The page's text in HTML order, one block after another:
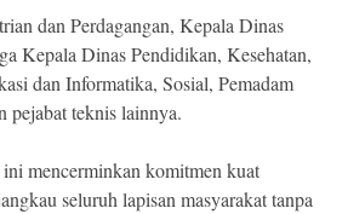
dan Perdagangan, Kepala Dinas
Kepala Dinas Pendidikan, Kesehatan,
dan Informatika, Sosial, Pemadam
pejabat teknis lainnya.
mencerminkan komitmen kuat
seluruh lapisan masyarakat tanpa